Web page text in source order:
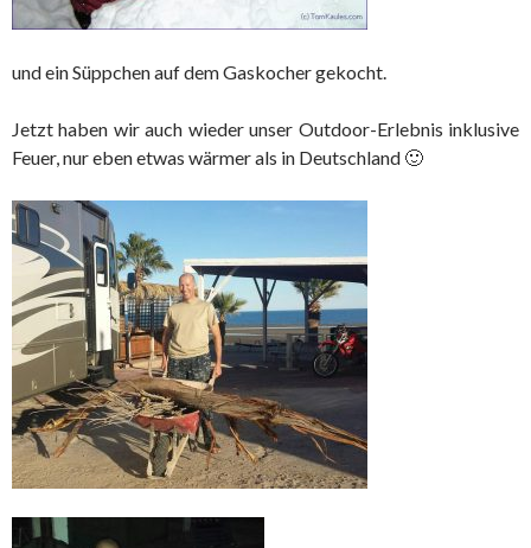
und ein Süppchen auf dem Gaskocher gekocht.
Jetzt haben wirauch wieder unser Outdoor-Erlebnis inklusive
Feuer, nur eben etwas wärmer als in Deutschland 🙂